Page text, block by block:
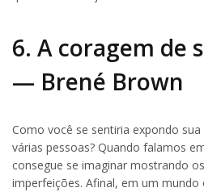
6. A coragem de
— Brené Brown
Como você se sentiria expondo sua
várias pessoas? Quando falamos
consegue se imaginar mostrando
imperfeições. Afinal, em um